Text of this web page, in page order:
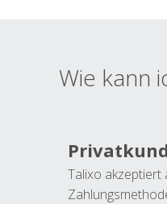
Wie kann
Talixo akzeptiert